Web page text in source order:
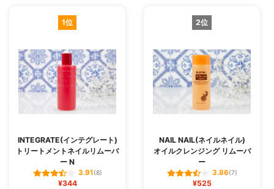
1位
INTEGRATE(インテグレート)
トリートメントネイルリムーバ
ー N
3.91(8)
¥344
2位
NAIL NAIL(ネイルネイル)
オイルクレンジング リムーバ
ー
3.86(7)
¥525